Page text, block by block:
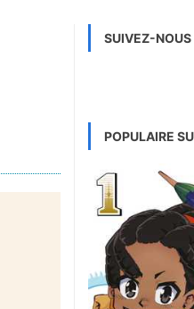
SUIVEZ-NOUS
POPULAIRE